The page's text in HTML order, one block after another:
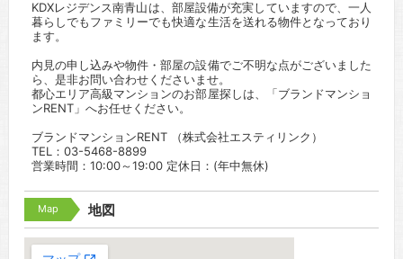
KDXレジデンス南青山は、部屋設備が充実していますので、一人
暮らしでもファミリーでも快適な生活を送れる物件となっており
ます。
内見の申し込みや物件・部屋の設備でご不明な点がございました
ら、是非お問い合わせくださいませ。
都心エリア高級マンションのお部屋探しは、「ブランドマンショ
ンRENT」へお任せください。
ブランドマンションRENT （株式会社エスティリンク）
TEL：03-5468-8899
営業時間：10:00～19:00 定休日：(年中無休)
Map 地図